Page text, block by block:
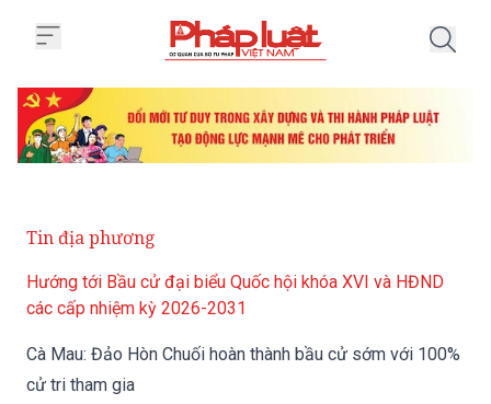
Tin địa phương
Hướng tới Bầu cử đại biểu Quốc hội khóa XVI và HĐND
các cấp nhiệm kỳ 2026-2031
Cà Mau: Đảo Hòn Chuối hoàn thành bầu cử sớm với 100%
cử tri tham gia